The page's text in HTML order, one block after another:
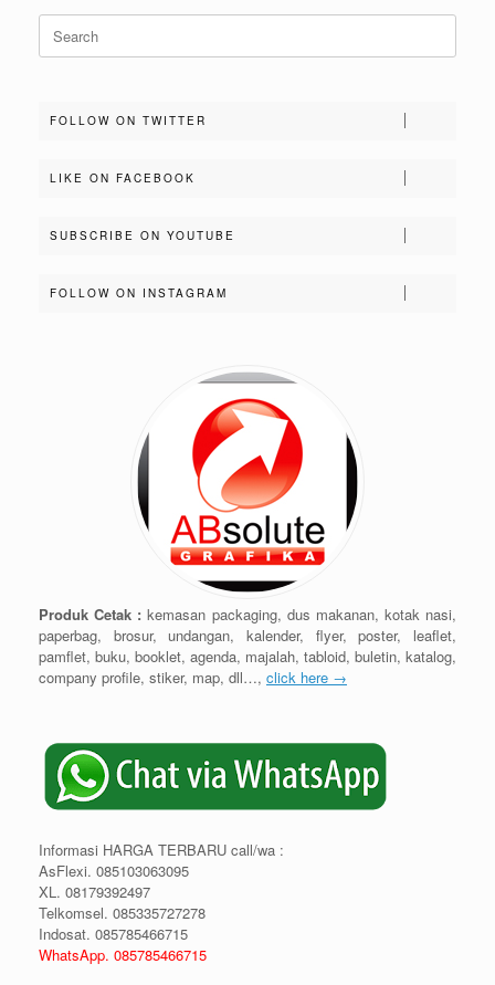
Search
for:
FOLLOW ON TWITTER
LIKE ON FACEBOOK
SUBSCRIBE ON YOUTUBE
FOLLOW ON INSTAGRAM
Produk Cetak : kemasan packaging, dus makanan, kotak nasi,
paperbag, brosur, undangan, kalender, flyer, poster, leaflet,
pamflet, buku, booklet, agenda, majalah, tabloid, buletin, katalog,
company profile, stiker, map, dll…, click here →
Informasi HARGA TERBARU call/wa :
AsFlexi. 085103063095
XL. 08179392497
Telkomsel. 085335727278
Indosat. 085785466715
WhatsApp. 085785466715